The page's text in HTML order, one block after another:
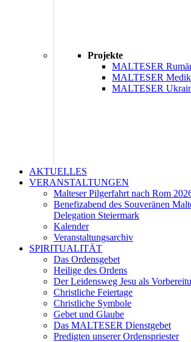
Projekte
MALTESER
MALTESER
MALTESER
AKTUELLES
VERANSTALTUNGEN
Malteser Pilgerfahrt nach Rom
Benefizabend des Souveränen
Delegation Steiermark
Kalender
Veranstaltungsarchiv
SPIRITUALITÄT
Das Ordensgebet
Heilige des Ordens
Der Leidensweg Jesu als
Christliche Feiertage
Christliche Symbole
Gebet und Glaube
Das MALTESER Dienstgebet
Predigten unserer Ordenspriester